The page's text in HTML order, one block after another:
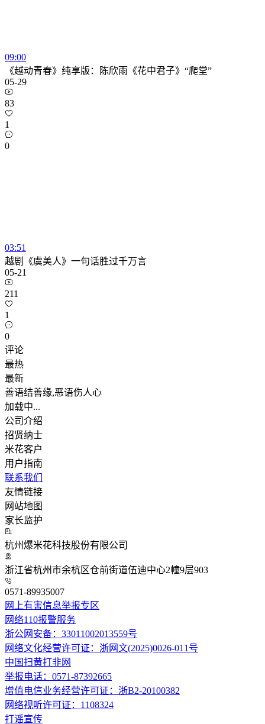
09:00
《越动青春》纯享版：陈欣雨《花中君子》“爬堂”
05-29
83
1
0
03:51
越剧《虞美人》一句话胜过千万言
05-21
211
1
0
评论
最热
最新
善语结善缘,恶语伤人心
加载中...
公司介绍
招贤纳士
米花客户
用户指南
联系我们
友情链接
网站地图
家长监护
杭州爆米花科技股份有限公司
浙江省杭州市余杭区仓前街道伍迪中心2幢9层903
0571-89935007
网上有害信息举报专区
网络110报警服务
浙公网安备：33011002013559号
网络文化经营许可证：浙网文(2025)0026-011号
中国扫黄打非网
举报电话：0571-87392665
增值电信业务经营许可证：浙B2-20100382
网络视听许可证：1108324
打谣宣传